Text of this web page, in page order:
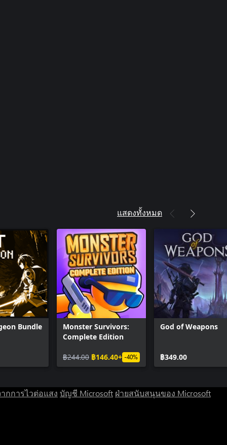
แสดงทั้งหมด
Bundle
Monster Survivors:
Complete Edition
฿244.00 ฿146.40+ -40%
God of Weapons
฿349.00
กการไวต่อแสง บัญชี Microsoft ฝ่ายสนับสนุนของ Microsoft